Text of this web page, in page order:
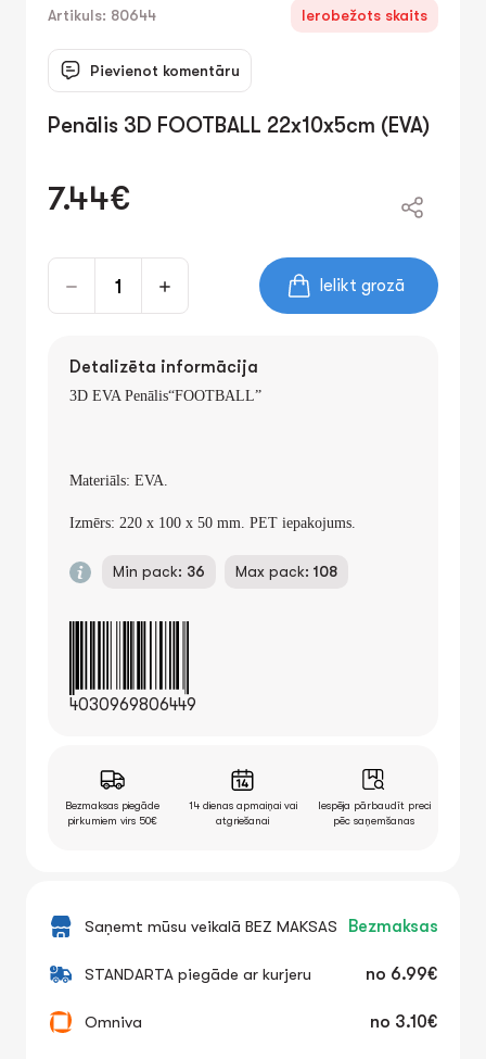
Artikuls: 80644 Ierobežots skaits
Pievienot komentāru
Penālis 3D FOOTBALL 22x10x5cm (EVA)
7.44€
Ielikt grozā
Detalizēta informācija
3D EVAPenālis“FOOTBALL”
Materiāls: EVA.
Izmērs: 220 x 100 x 50 mm. PET iepakojums.
Min pack: 36 Max pack: 108
4030969806449
Bezmaksas piegāde
pirkumiem virs 50€
14 dienas apmaiņai vai
atgriešanai
Iespēja pārbaudīt preci
pēc saņemšanas
Saņemt mūsu veikalā BEZ MAKSAS Bezmaksas
STANDARTA piegāde ar kurjeru no 6.99€
Omniva no 3.10€